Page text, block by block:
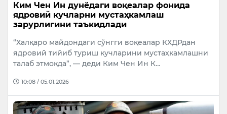
Ким Чен Ин дунёдаги воқеалар фонида
ядровий кучларни мустаҳкамлаш
зарурлигини таъкидлади
“Халқаро майдондаги сўнгги воқеалар КХДРдан
ядровий тийиб туриш кучларини мустаҳкамлашни
талаб этмоқда”, — деди Ким Чен Ин К…
10:08 / 05.01.2026